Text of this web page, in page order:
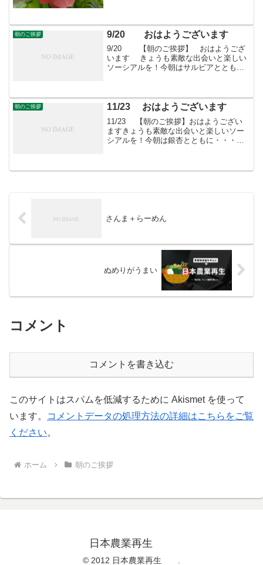
...
朝のご挨拶 9/20 おはようございます
9/20 【朝のご挨拶】 おはようござ
います きょうも素敵な出会いと楽しい
ソーシアルを！今朝はサルビアととも
朝のご挨拶 11/23 おはようございます
11/23 【朝のご挨拶】おはようござい
ますきょうも素敵な出会いと楽しいソー
シアルを！今朝は銀杏とともに・・・フ
さんま＋らーめん
ぬめりがうまい
コメント
コメントを書き込む
このサイトはスパムを低減するために Akismet を使って
います。
コメントデータの処理方法の詳細はこちらをご覧
ください。
ホーム 朝のご挨拶
日本農業再生
© 2012 日本農業再生 .